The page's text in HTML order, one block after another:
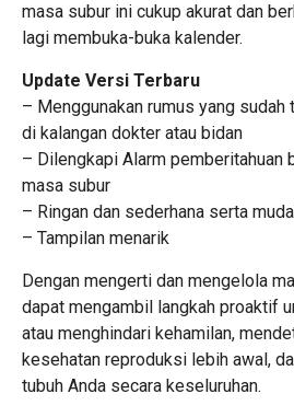
masa subur ini cukup akurat dan
lagi membuka-buka kalender.
Update Versi Terbaru
– Menggunakan rumus yang
di kalangan dokter atau bidan
– Dilengkapi Alarm pemberitahuan
masa subur
– Ringan dan sederhana serta
– Tampilan menarik
Dengan mengerti dan mengelola
dapat mengambil langkah proaktif
atau menghindari kehamilan,
kesehatan reproduksi lebih awal,
tubuh Anda secara keseluruhan.